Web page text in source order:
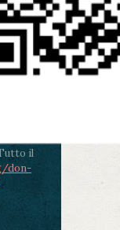
Fiano
20.30 -
al
le
il
don-